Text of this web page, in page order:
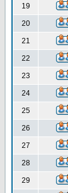
19
20
21
22
23
24
25
26
27
28
29